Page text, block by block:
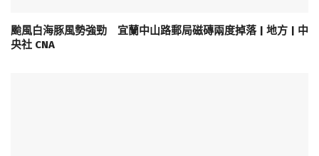
颱風白海豚風勢強勁 宜蘭中山路郵局磁磚兩度掉落 | 地方 | 中
央社 CNA